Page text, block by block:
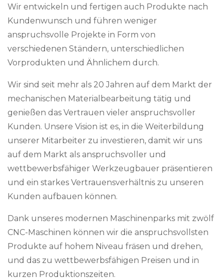
Wir entwickeln und fertigen auch Produkte nach
Kundenwunsch und führen weniger
anspruchsvolle Projekte in Form von
verschiedenen Ständern, unterschiedlichen
Vorprodukten und Ähnlichem durch.
Wir sind seit mehr als 20 Jahren auf dem Markt der
mechanischen Materialbearbeitung tätig und
genießen das Vertrauen vieler anspruchsvoller
Kunden. Unsere Vision ist es, in die Weiterbildung
unserer Mitarbeiter zu investieren, damit wir uns
auf dem Markt als anspruchsvoller und
wettbewerbsfähiger Werkzeugbauer präsentieren
und ein starkes Vertrauensverhältnis zu unseren
Kunden aufbauen können.
Dank unseres modernen Maschinenparks mit zwölf
CNC-Maschinen können wir die anspruchsvollsten
Produkte auf hohem Niveau fräsen und drehen,
und das zu wettbewerbsfähigen Preisen und in
kurzen Produktionszeiten.